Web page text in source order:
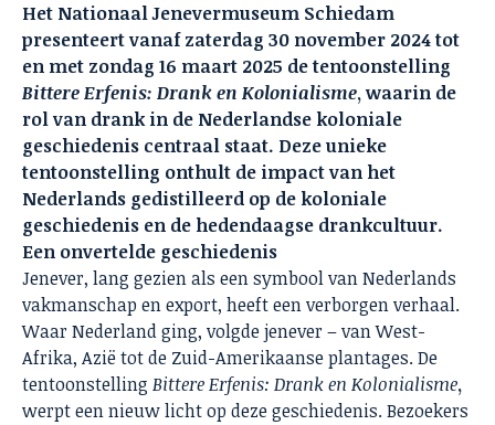
Het Nationaal Jenevermuseum Schiedam
presenteert vanaf zaterdag 30 november 2024 tot
en met zondag 16 maart 2025 de tentoonstelling
Bittere Erfenis: Drank en Kolonialisme, waarin de
rol van drank in de Nederlandse koloniale
geschiedenis centraal staat. Deze unieke
tentoonstelling onthult de impact van het
Nederlands gedistilleerd op de koloniale
geschiedenis en de hedendaagse drankcultuur.
Een onvertelde geschiedenis
Jenever, lang gezien als een symbool van Nederlands
vakmanschap en export, heeft een verborgen verhaal.
Waar Nederland ging, volgde jenever – van West-
Afrika, Azië tot de Zuid-Amerikaanse plantages. De
tentoonstelling Bittere Erfenis: Drank en Kolonialisme,
werpt een nieuw licht op deze geschiedenis. Bezoekers